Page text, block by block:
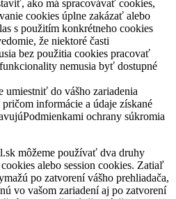
ako má spracovávať cookies,
cookies úplne zakázať alebo
s použitím konkrétneho cookies
že niektoré časti
bez použitia cookies pracovať
nemusia byť dostupné
umiestniť do vášho zariadenia
informácie a údaje získané
ochrany súkromia
môžeme používať dva druhy
alebo session cookies. Zatiaľ
po zatvorení vášho prehliadača,
vo vašom zariadení aj po zatvorení